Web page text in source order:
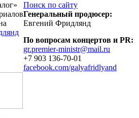
Поиск по сайту
Генеральный продюсер:
Евгений Фридлянд
По вопросам концертов и PR:
gr.premier-ministr@mail.ru
+7 903 136-70-01
facebook.com/galyafridlyand